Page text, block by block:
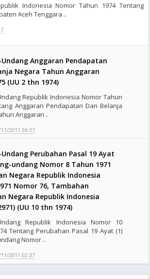
Indonesia Nomor Tahun 1974 Tentang
Aceh Tenggara ..
Anggaran Pendapatan
Negara Tahun Anggaran
(UU 2 thn 1974)
Republik Indonesia Nomor Tahun
Anggaran Pendapatan Dan Belanja
Anggaran ..
11/2011 06:37
Perubahan Pasal 19 Ayat
undang Nomor 8 Tahun 1971
Negara Republik Indonesia
Nomor 76, Tambahan
Negara Republik Indonesia
(UU 10 thn 1974)
Republik Indonesia Nomor 10
Tentang Perubahan Pasal 19 Ayat (1)
Nomor ..
11/2011 02:37